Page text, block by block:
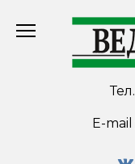
Тел.
E-mail